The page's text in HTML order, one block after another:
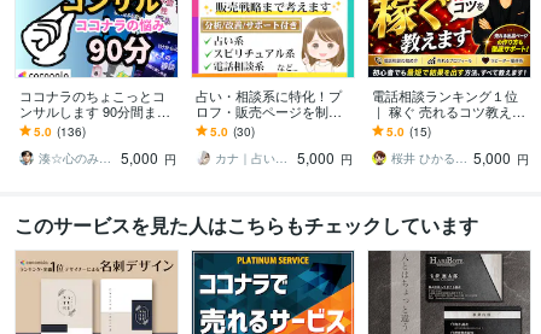
ココナラのちょこっとコ
ンサルします 90分間まず
はお試しで！ココナラに
ついてのご相談ならコ
コ！
5.0 (136)
湊☆心のみなと☆
5,000 円
占い・相談系に特化！プ
ロフ・販売ページを制作
します 売上につながる文
章と攻略PDFで受注率ア
ップを目指します
5.0 (30)
カナ｜占い・スピ系専門制作代行
5,000 円
電話相談ランキング１位
｜ 稼ぐ 売れるコツ教えま
す なんでお客さまが電話
が来ないのかはここで決
まる。
5.0 (15)
桜井 ひかる｜経験豊富の恋愛相談室 5,000 円
このサービスを見た人はこちらもチェックしています